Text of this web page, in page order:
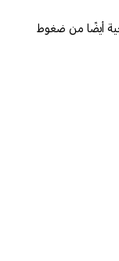
أيضًا من ضغوط